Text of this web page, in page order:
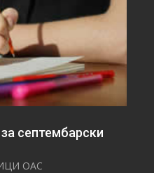
септембарски
ОАС